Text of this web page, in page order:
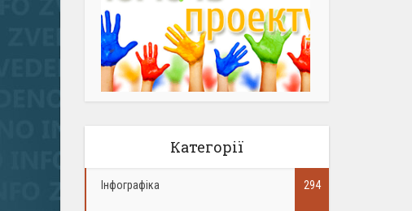
Категорії
Інфографіка 294